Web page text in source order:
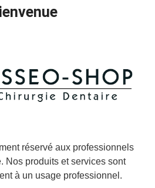
Éponges hémostatiques
79,00 €
Ajouter Au Panier
réservé aux professionnels
Nos produits et services sont
à un usage professionnel.